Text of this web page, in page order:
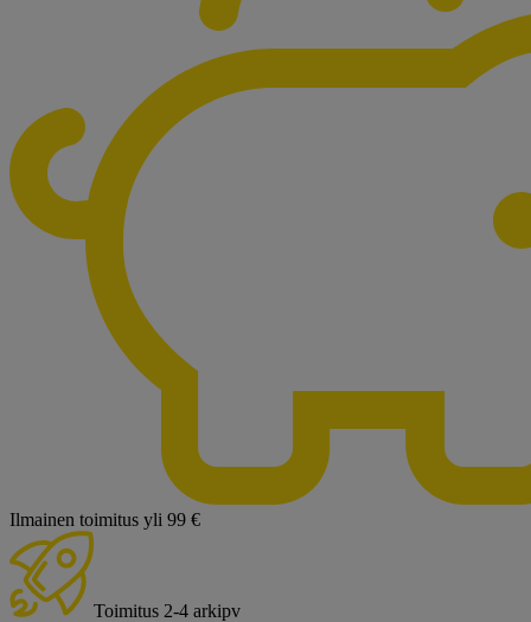
Ilmainen toimitus yli 99 €
Toimitus 2-4 arkipv